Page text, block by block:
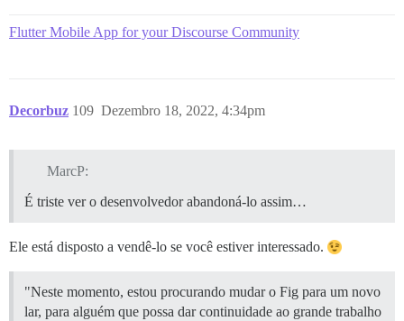
Flutter Mobile App for your Discourse Community
Decorbuz Dezembro 18, 2022, 4:34pm
109
MarcP:
É triste ver o desenvolvedor abandoná-lo assim…
Ele está disposto a vendê-lo se você estiver interessado.
"Neste momento, estou procurando mudar o Fig para um novo
lar, para alguém que possa dar continuidade ao grande trabalho